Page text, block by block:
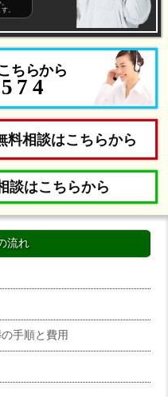
。
ちらから
料相談はこちらから
談はこちらから
流れ
手順と費用